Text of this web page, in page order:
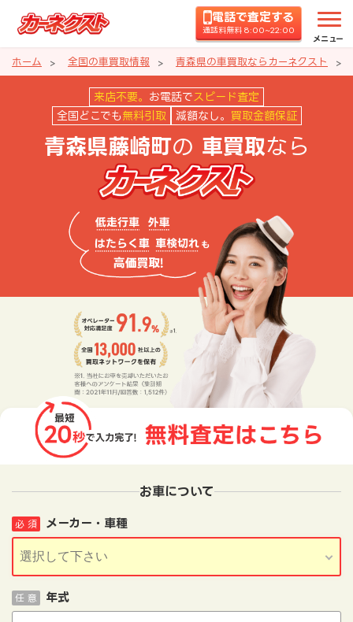
電話で査定する
通話料無料 8:00~22:00
メニュー
ホーム 全国の車買取情報 青森県の車買取ならカーネクスト
青森県藤崎町の車買取ならカー
来店不要。 お電話で スピード査定
全国どこでも 無料引取 減額なし。 買取金額保証
青森県藤崎町の 車買取なら
お車について
メーカー・車種
必 須
年式
任 意